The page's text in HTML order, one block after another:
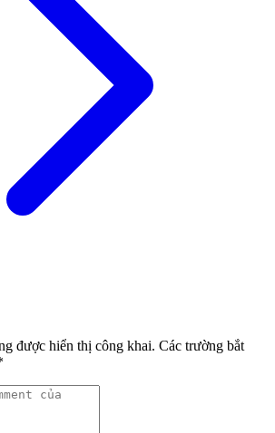
được hiển thị công khai. Các trường bắt